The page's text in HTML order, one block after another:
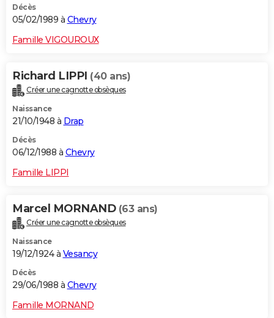
Décès
05/02/1989 à Chevry
Famille VIGOUROUX
Richard LIPPI (40 ans)
Créer une cagnotte obsèques
Naissance
21/10/1948 à Drap
Décès
06/12/1988 à Chevry
Famille LIPPI
Marcel MORNAND (63 ans)
Créer une cagnotte obsèques
Naissance
19/12/1924 à Vesancy
Décès
29/06/1988 à Chevry
Famille MORNAND